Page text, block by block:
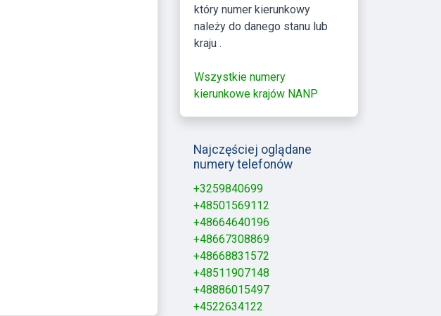
który numer kierunkowy
należy do danego stanu lub
kraju .
Wszystkie numery
kierunkowe krajów NANP
Najczęściej oglądane
numery telefonów
+3259840699
+48501569112
+48664640196
+48667308869
+48668831572
+48511907148
+48886015497
+4522634122